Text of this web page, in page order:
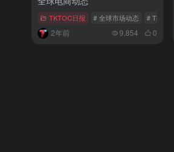
TKTOC日报 # 全球市场动态 # TikTok
2年前 9,854 0